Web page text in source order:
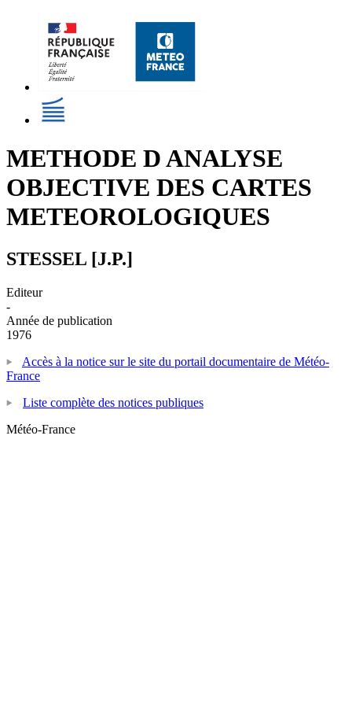
METHODE D ANALYSE
OBJECTIVE DES CARTES
METEOROLOGIQUES
STESSEL [J.P.]
Editeur
-
Année de publication
1976
Accès à la notice sur le site du portail documentaire de Météo-
France
Liste complète des notices publiques
Météo-France